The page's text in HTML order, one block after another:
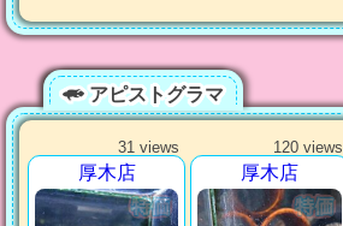
アピストグラマ
31 views
厚木店
120 views
厚木店